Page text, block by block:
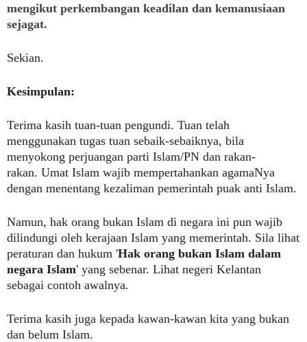
mengikut perkembangan keadilan dan kemanusiaan
sejagat.
Sekian.
Kesimpulan:
Terima kasih tuan-tuan pengundi. Tuan telah
menggunakan tugas tuan sebaik-sebaiknya, bila
menyokong perjuangan parti Islam/PN dan rakan-
rakan. Umat Islam wajib mempertahankan agamaNya
dengan menentang kezaliman pemerintah puak anti Islam.
Namun, hak orang bukan Islam di negara ini pun wajib
dilindungi oleh kerajaan Islam yang memerintah. Sila lihat
peraturan dan hukum 'Hak orang bukan Islam dalam
negara Islam' yang sebenar. Lihat negeri Kelantan
sebagai contoh awalnya.
Terima kasih juga kepada kawan-kawan kita yang bukan
dan belum Islam.